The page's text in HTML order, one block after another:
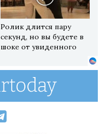
Ролик длится пару
секунд, но вы будете в
шоке от увиденного